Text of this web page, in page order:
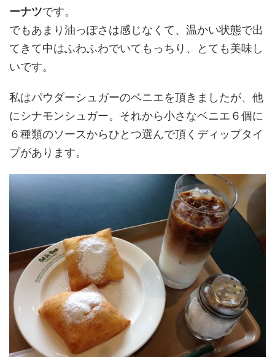
ーナツです。
でもあまり油っぽさは感じなくて、温かい状態で出
てきて中はふわふわでいてもっちり、とても美味し
いです。
私はパウダーシュガーのベニエを頂きましたが、他
にシナモンシュガー。それから小さなベニエ６個に
６種類のソースからひとつ選んで頂くディップタイ
プがあります。